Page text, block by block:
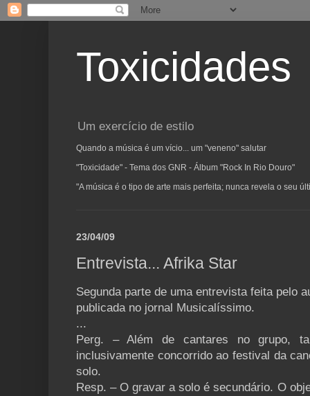
Toxicidades
Um exercício de estilo
Quando a música é um vício... um "veneno" salutar
"Toxicidade" - Tema dos GNR - Álbum "Rock In Rio Douro"
"A música é o tipo de arte mais perfeita; nunca revela o seu
23/04/09
Entrevista... Afrika Star
Segunda parte de uma entrevista feita pelo
publicada no jornal Musicalíssimo.
...
Perg. – Além de cantares no grupo,
inclusivamente concorrido ao festival da
solo.
Resp. – O gravar a solo é secundário. O